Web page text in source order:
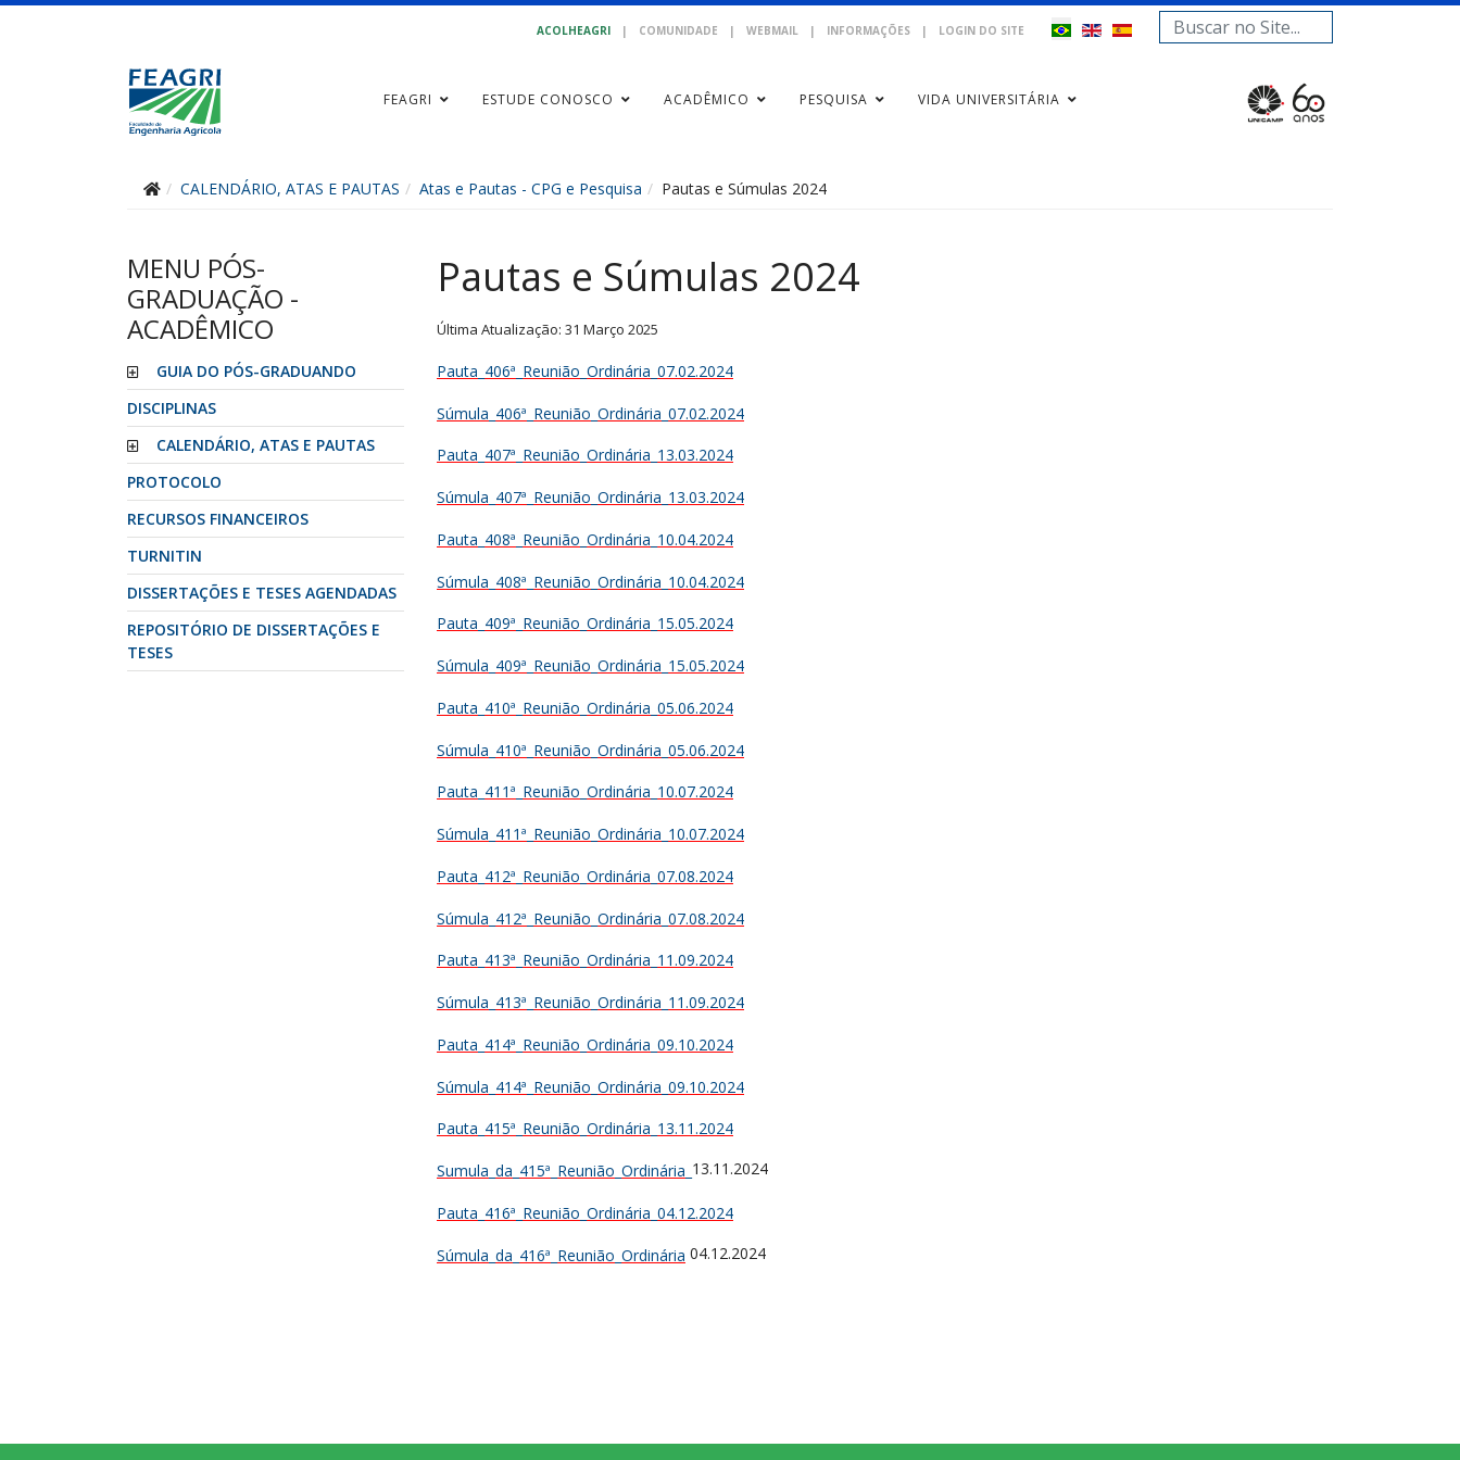
ACOLHEAGRI | COMUNIDADE | WEBMAIL | INFORMAÇÕES | LOGIN DO SITE Pesquisar...
FEAGRI ESTUDE CONOSCO ACADÊMICO PESQUISA VIDA UNIVERSITÁRIA
CALENDÁRIO, ATAS E PAUTAS Atas e Pautas - CPG e Pesquisa Pautas e Súmulas 2024
MENU PÓS-
GRADUAÇÃO -
ACADÊMICO
GUIA DO PÓS-GRADUANDO
DISCIPLINAS
CALENDÁRIO, ATAS E PAUTAS
PROTOCOLO
RECURSOS FINANCEIROS
TURNITIN
DISSERTAÇÕES E TESES AGENDADAS
REPOSITÓRIO DE DISSERTAÇÕES E
TESES
Pautas e Súmulas 2024
Última Atualização: 31 Março 2025
Pauta_406ª_Reunião_Ordinária_07.02.2024
Súmula_406ª_Reunião_Ordinária_07.02.2024
Pauta_407ª_Reunião_Ordinária_13.03.2024
Súmula_407ª_Reunião_Ordinária_13.03.2024
Pauta_408ª_Reunião_Ordinária_10.04.2024
Súmula_408ª_Reunião_Ordinária_10.04.2024
Pauta_409ª_Reunião_Ordinária_15.05.2024
Súmula_409ª_Reunião_Ordinária_15.05.2024
Pauta_410ª_Reunião_Ordinária_05.06.2024
Súmula_410ª_Reunião_Ordinária_05.06.2024
Pauta_411ª_Reunião_Ordinária_10.07.2024
Súmula_411ª_Reunião_Ordinária_10.07.2024
Pauta_412ª_Reunião_Ordinária_07.08.2024
Súmula_412ª_Reunião_Ordinária_07.08.2024
Pauta_413ª_Reunião_Ordinária_11.09.2024
Súmula_413ª_Reunião_Ordinária_11.09.2024
Pauta_414ª_Reunião_Ordinária_09.10.2024
Súmula_414ª_Reunião_Ordinária_09.10.2024
Pauta_415ª_Reunião_Ordinária_13.11.2024
Sumula_da_415ª_Reunião_Ordinária_ 13.11.2024
Pauta_416ª_Reunião_Ordinária_04.12.2024
Súmula_da_416ª_Reunião_Ordinária 04.12.2024